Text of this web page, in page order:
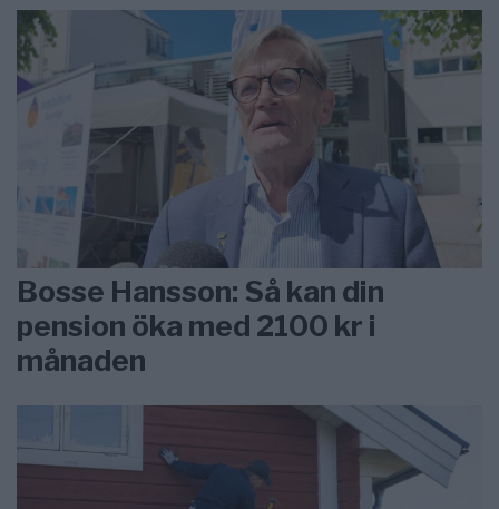
Bosse Hansson: Så kan din
pension öka med 2100 kr i
månaden